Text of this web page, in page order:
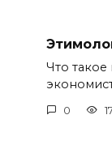
Что
0